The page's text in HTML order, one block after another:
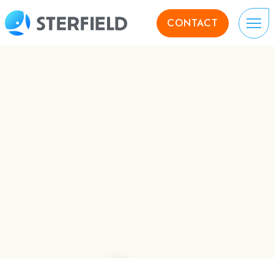
CONTACT